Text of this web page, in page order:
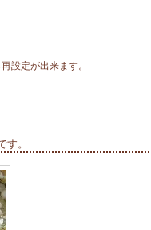
設定が出来ます。
。